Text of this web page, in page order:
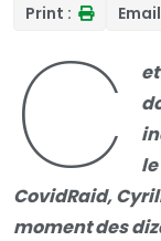
Print :
C
CovidRaid,
moment des